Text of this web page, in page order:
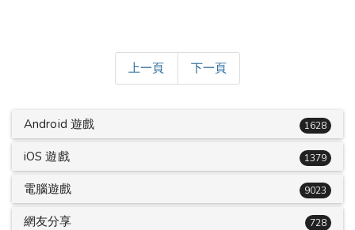
上一頁 下一頁
Android 遊戲 1628
iOS 遊戲 1379
電腦遊戲 9023
網友分享 728